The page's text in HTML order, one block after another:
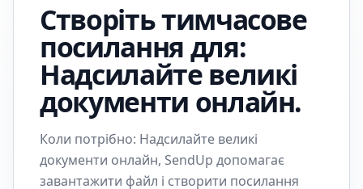
Створіть тимчасове
посилання для:
Надсилайте великі
документи онлайн.
Коли потрібно: Надсилайте великі
документи онлайн, SendUp допомагає
завантажити файл і створити посилання